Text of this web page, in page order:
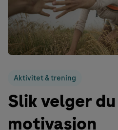
Aktivitet & trening
Slik velger
motivasjon